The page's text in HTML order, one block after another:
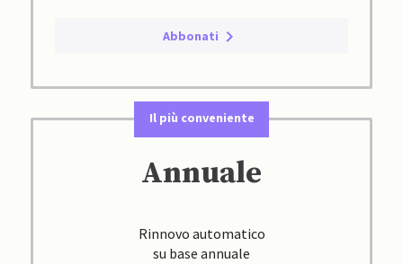
Abbonati
Il più conveniente
Annuale
Rinnovo automatico
su base annuale